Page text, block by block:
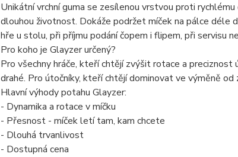
Unikátní vrchní guma se zesílenou vrstvou proti
dlouhou životnost. Dokáže podržet míček na pálce
hře u stolu, při příjmu podání čopem i flipem, při servisu
Pro koho je Glayzer určený?
Pro všechny hráče, kteří chtějí zvýšit rotace a
drahé. Pro útočníky, kteří chtějí dominovat ve výměně
Hlavní výhody potahu Glayzer:
- Dynamika a rotace v míčku
- Přesnost - míček letí tam, kam chcete
- Dlouhá trvanlivost
- Dostupná cena